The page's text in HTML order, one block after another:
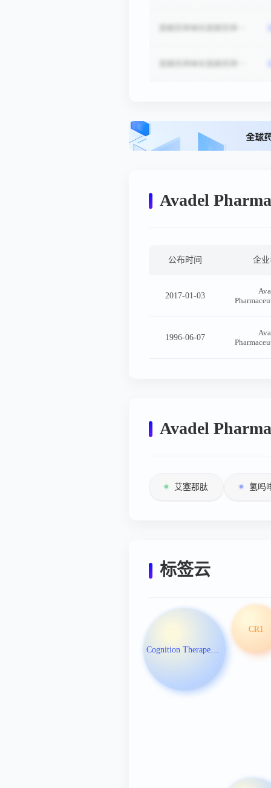
Avadel
公布时间 企
2017-01-03
1996-06-07
Avadel
艾塞那肽 氢吗
标签云
Cognition Therapeutics Inc
CR1